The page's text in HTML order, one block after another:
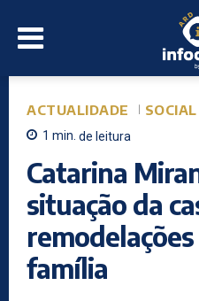
ACTUALIDADE
1 min. de leitura
Catarina
situação da
família